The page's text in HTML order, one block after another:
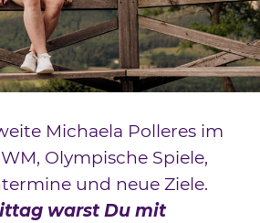
Downloads
Impressum
Datenschutz
Michaela Polleres im
Olympische Spiele,
und neue Ziele.
warst Du mit